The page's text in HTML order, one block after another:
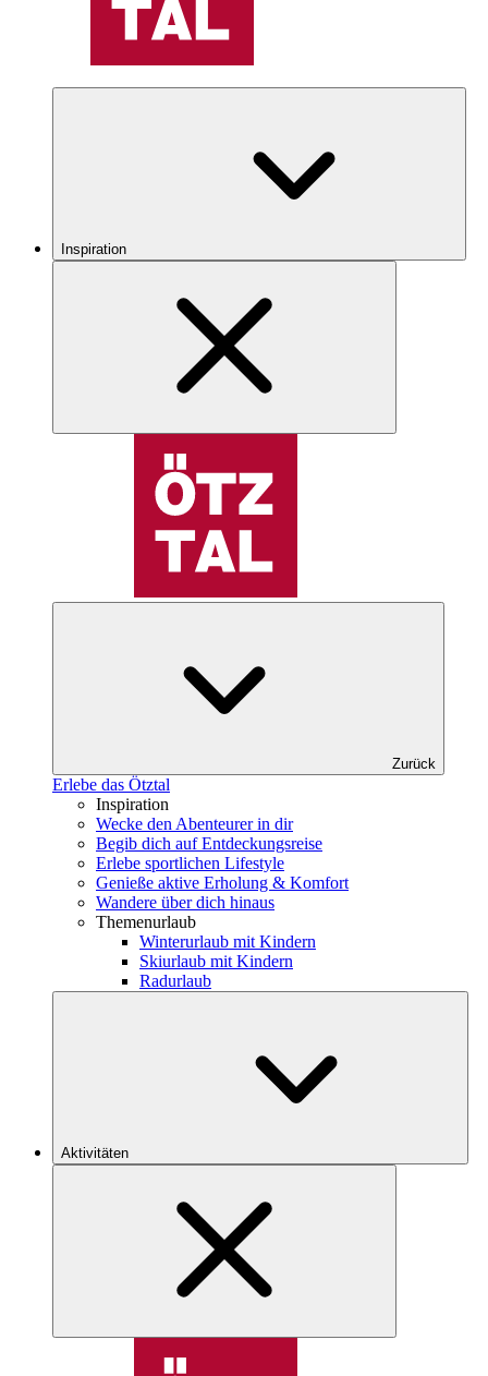
Inspiration
Zurück
Erlebe das Ötztal
Inspiration
Wecke den Abenteurer in dir
Begib dich auf Entdeckungsreise
Erlebe sportlichen Lifestyle
Genieße aktive Erholung & Komfort
Wandere über dich hinaus
Themenurlaub
Winterurlaub mit Kindern
Skiurlaub mit Kindern
Radurlaub
Aktivitäten